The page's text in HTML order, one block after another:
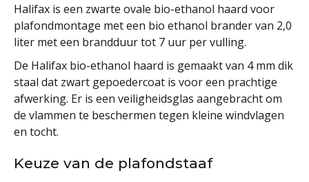
Halifax is een zwarte ovale bio-ethanol haard voor
plafondmontage met een bio ethanol brander van 2,0
liter met een brandduur tot 7 uur per vulling.
De Halifax bio-ethanol haard is gemaakt van 4 mm dik
staal dat zwart gepoedercoat is voor een prachtige
afwerking. Er is een veiligheidsglas aangebracht om
de vlammen te beschermen tegen kleine windvlagen
en tocht.
Keuze van de plafondstaaf